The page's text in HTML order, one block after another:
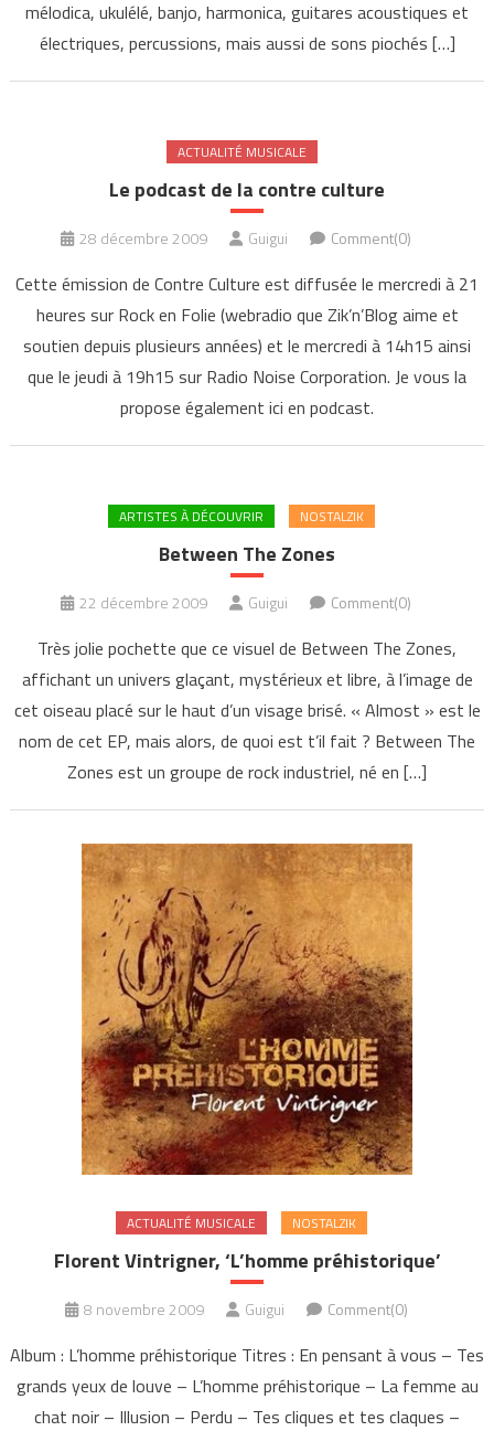
mélodica, ukulélé, banjo, harmonica, guitares acoustiques et
électriques, percussions, mais aussi de sons piochés […]
ACTUALITÉ MUSICALE
Le podcast de la contre culture
28 décembre 2009 Guigui Comment(0)
Cette émission de Contre Culture est diffusée le mercredi à 21
heures sur Rock en Folie (webradio que Zik’n’Blog aime et
soutien depuis plusieurs années) et le mercredi à 14h15 ainsi
que le jeudi à 19h15 sur Radio Noise Corporation. Je vous la
propose également ici en podcast.
ARTISTES À DÉCOUVRIR NOSTALZIK
Between The Zones
22 décembre 2009 Guigui Comment(0)
Très jolie pochette que ce visuel de Between The Zones,
affichant un univers glaçant, mystérieux et libre, à l’image de
cet oiseau placé sur le haut d’un visage brisé. « Almost » est le
nom de cet EP, mais alors, de quoi est t’il fait ? Between The
Zones est un groupe de rock industriel, né en […]
ACTUALITÉ MUSICALE NOSTALZIK
Florent Vintrigner, ‘L’homme préhistorique’
8 novembre 2009 Guigui Comment(0)
Album : L’homme préhistorique Titres : En pensant à vous – Tes
grands yeux de louve – L’homme préhistorique – La femme au
chat noir – Illusion – Perdu – Tes cliques et tes claques –